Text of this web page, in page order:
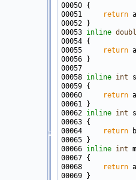
00051
return
00053 inline
00055
return
00058 inline int
00060
return
00062 inline int
00064
return
00066 inline int
00068
return